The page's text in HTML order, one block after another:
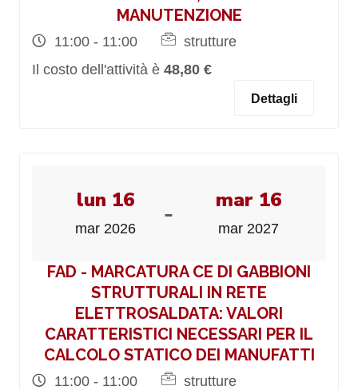
MANUTENZIONE
11:00 - 11:00
strutture
Il costo dell'attività è 48,80 €
Dettagli
lun 16
mar 2026 - mar 16
mar 2027
FAD - MARCATURA CE DI GABBIONI
STRUTTURALI IN RETE
ELETTROSALDATA: VALORI
CARATTERISTICI NECESSARI PER IL
CALCOLO STATICO DEI MANUFATTI
11:00 - 11:00
strutture